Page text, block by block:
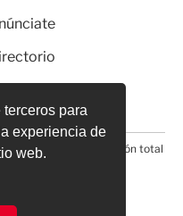
para
experiencia de
web.
Prohibida la reproducción total
medio electrónico*